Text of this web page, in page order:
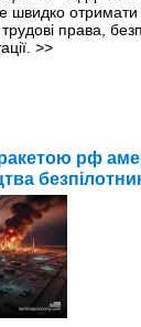
швидко отримати
права,
>>
рф